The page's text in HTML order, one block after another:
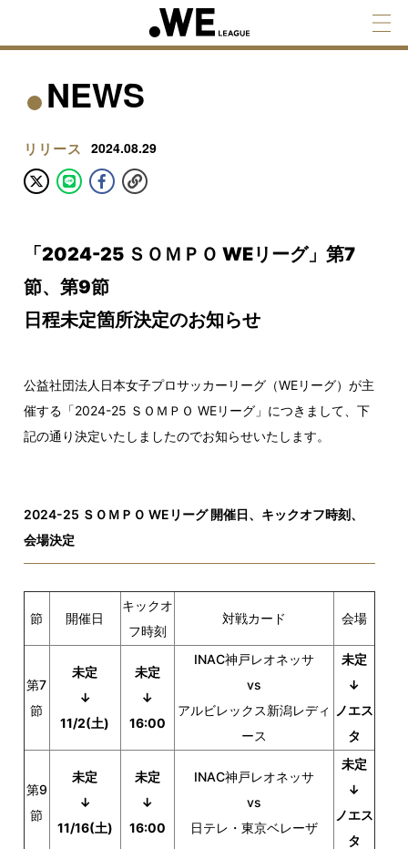
NEWS
リリース 2024.08.29
「2024-25 ＳＯＭＰＯ WEリーグ」第7
節、第9節
日程未定箇所決定のお知らせ
公益社団法人日本女子プロサッカーリーグ（WEリーグ）が主
催する「2024-25 ＳＯＭＰＯ WEリーグ」につきまして、下
記の通り決定いたしましたのでお知らせいたします。
2024-25 ＳＯＭＰＯ WEリーグ 開催日、キックオフ時刻、
会場決定
節 開催日
キックオ
フ時刻
対戦カード 会場
第7
節
未定
↓
11/2(土)
未定
↓
16:00
INAC神戸レオネッサ
vs
アルビレックス新潟レディ
ース
未定
↓
ノエス
タ
第9
節
未定
↓
11/16(土)
未定
↓
16:00
INAC神戸レオネッサ
vs
日テレ・東京ベレーザ
未定
↓
ノエス
タ